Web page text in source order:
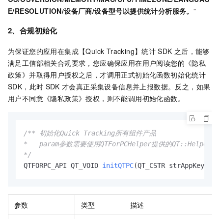
E/RESOLUTION/设备厂商/设备型号以提供统计分析服务。 ”
2、合规初始化
为保证您的应用在集成【Quick Tracking】统计 SDK 之后，能够
满足工信部相关合规要求，您应确保应用在用户阅读您的《隐私
政策》并取得用户授权之后，才调用正式初始化函数初始化统计
SDK，此时 SDK 才会真正采集设备信息并上报数据。反之，如果
用户不同意《隐私政策》授权，则不能调用初始化函数。
/** 初始化Quick Tracking所有组件产品
*   param参数需要使用QTForPCHelper提供的
*/
QTFORPC_API QT_VOID initQTPC(QT_CSTR strAppKey,
参数 类型 描述